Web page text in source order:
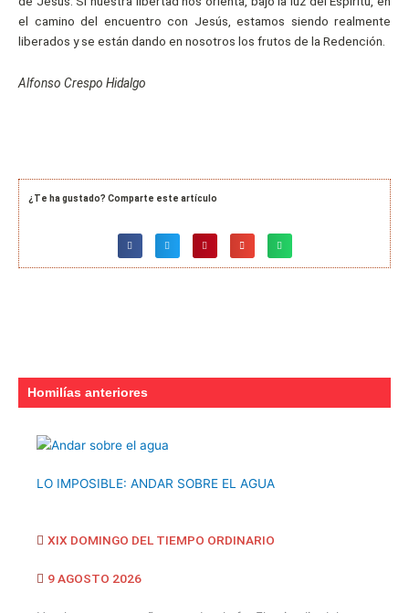
el camino del encuentro con Jesús, estamos siendo realmente
liberados y se están dando en nosotros los frutos de la Redención.
Alfonso Crespo Hidalgo
¿Te ha gustado? Comparte este artículo
Homilías anteriores
LO IMPOSIBLE: ANDAR SOBRE EL AGUA
XIX DOMINGO DEL TIEMPO ORDINARIO
9 AGOSTO 2026